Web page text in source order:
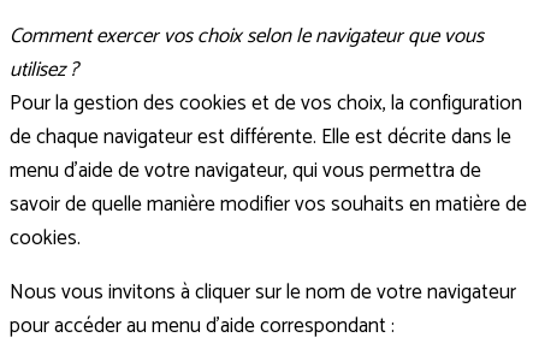
Comment exercer vos choix selon le navigateur que vous
utilisez ?
Pour la gestion des cookies et de vos choix, la configuration
de chaque navigateur est différente. Elle est décrite dans le
menu d’aide de votre navigateur, qui vous permettra de
savoir de quelle manière modifier vos souhaits en matière de
cookies.
Nous vous invitons à cliquer sur le nom de votre navigateur
pour accéder au menu d’aide correspondant :